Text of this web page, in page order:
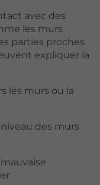
avec des
les murs
parties proches
expliquer la
les murs ou la
des murs